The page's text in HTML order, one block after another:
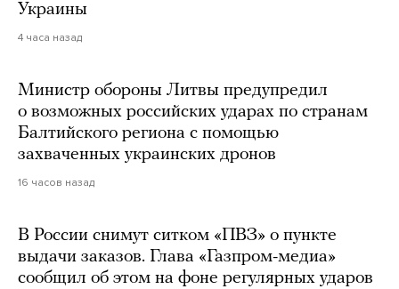
Украины
4 часа назад
Министр обороны Литвы предупредил
о возможных российских ударах по странам
Балтийского региона с помощью
захваченных украинских дронов
16 часов назад
В России снимут ситком «ПВЗ» о пункте
выдачи заказов. Глава «Газпром-медиа»
сообщил об этом на фоне регулярных ударов